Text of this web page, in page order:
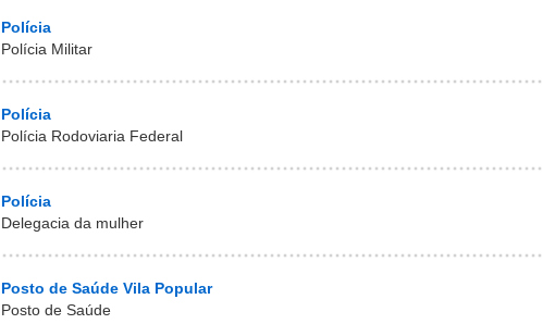
Polícia
Polícia Militar
Polícia
Polícia Rodoviaria Federal
Polícia
Delegacia da mulher
Posto de Saúde Vila Popular
Posto de Saúde